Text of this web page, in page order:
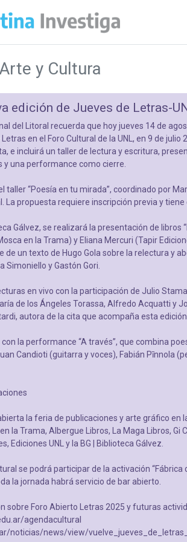
y Cultura
edición de Jueves de Letras-
del Litoral recuerda que hoy jueves 14 de
en el Foro Cultural de la UNL, en 9 de julio
e incluirá un taller de lectura y escritura,
y una performance como cierre.
taller “Poesía en tu mirada”, coordinado por
La propuesta requiere inscripción previa y tiene
Gálvez, se realizará la presentación de libros
en la Trama) y Eliana Mercuri (Tapir
de un texto de Hugo Gola sobre la relectura y
Simoniello y Gastón Gori.
en vivo con la participación de Julio
de los Ángeles Torassa, Alfredo Acquatti y
autora de la cita que acompaña esta
la performance “A través”, que combina
Candioti (guitarra y voces), Fabián Pīnnola
la feria de publicaciones y arte gráfico en
la Trama, Albergue Libros, La Maga Libros, Gi
Ediciones UNL y la BG | Biblioteca Gálvez.
se podrá participar de la activación
la jornada habrá servicio de bar abierto.
sobre Foro Abierto Letras 2025 y futuras
agendacultural
noticias/news/view/